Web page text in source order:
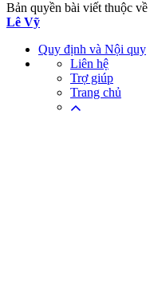
Bản quyền bài viết thuộc về
Lê Vỹ
Quy định và Nội quy
Liên hệ
Trợ giúp
Trang chủ